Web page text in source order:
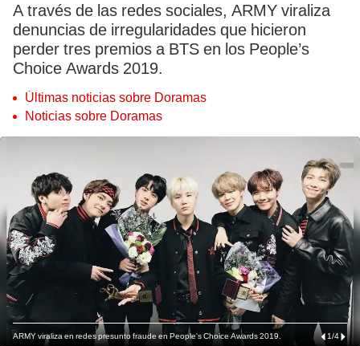
A través de las redes sociales, ARMY viraliza
denuncias de irregularidades que hicieron
perder tres premios a BTS en los People’s
Choice Awards 2019.
Últimas noticias sobre Doramas
Noticias sobre Doramas
ARMY viraliza en redes presunto fraude en People's Choice Awards 2019. 1/4